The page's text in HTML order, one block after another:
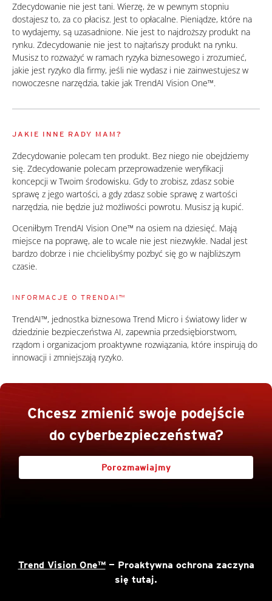
Zdecydowanie nie jest tani. Wierzę, że w pewnym stopniu
dostajesz to, za co płacisz. Jest to opłacalne. Pieniądze, które na
to wydajemy, są uzasadnione. Nie jest to najdroższy produkt na
rynku. Zdecydowanie nie jest to najtańszy produkt na rynku.
Musisz to rozważyć w ramach ryzyka biznesowego i zrozumieć,
jakie jest ryzyko dla firmy, jeśli nie wydasz i nie zainwestujesz w
nowoczesne narzędzia, takie jak TrendAI Vision One™.
JAKIE INNE RADY MAM?
Zdecydowanie polecam ten produkt. Bez niego nie obejdziemy
się. Zdecydowanie polecam przeprowadzenie weryfikacji
koncepcji w Twoim środowisku. Gdy to zrobisz, zdasz sobie
sprawę z jego wartości, a gdy zdasz sobie sprawę z wartości
narzędzia, nie będzie już możliwości powrotu. Musisz ją kupić.
Oceniłbym TrendAI Vision One™ na osiem na dziesięć. Mają
miejsce na poprawę, ale to wcale nie jest niezwykłe. Nadal jest
bardzo dobrze i nie chcielibyśmy pozbyć się go w najbliższym
czasie.
INFORMACJE O TRENDAI™
TrendAI™, jednostka biznesowa Trend Micro i światowy lider w
dziedzinie bezpieczeństwa AI, zapewnia przedsiębiorstwom,
rządom i organizacjom proaktywne rozwiązania, które inspirują do
innowacji i zmniejszają ryzyko.
Chcesz zmienić swoje podejście
do cyberbezpieczeństwa?
Porozmawiajmy
Trend Vision One™— Proaktywna ochrona zaczyna
się tutaj.